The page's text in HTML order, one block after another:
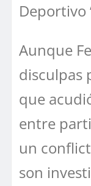
Deportivo
Aunque
disculpas
que
entre
un
son